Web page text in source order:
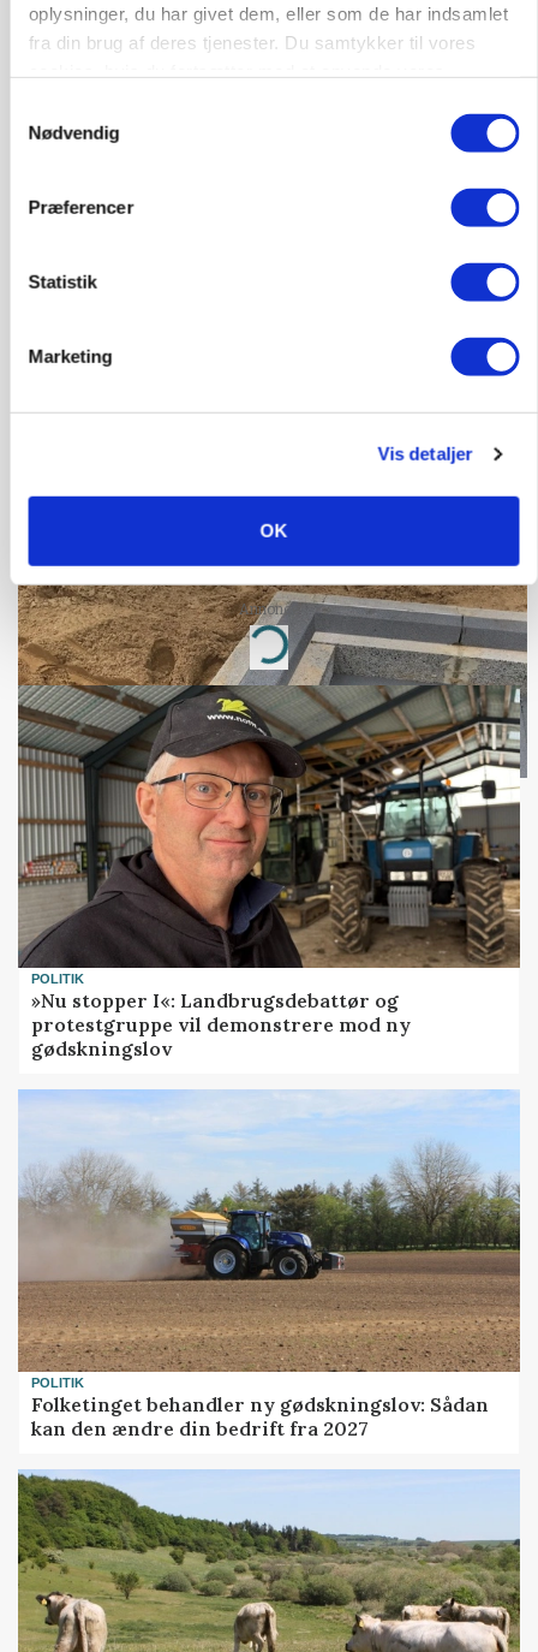
oplysninger, du har givet dem, eller som de har indsamlet
fra din brug af deres tjenester. Du samtykker til vores
Nødvendig
Præferencer
Statistik
Marketing
Vis detaljer
OK
landbrugets ejerstruktur
Fra mark til mur: Byggeriet kan åbne nyt
Annonce
Loading...
POLITIK
»Nu stopper I«: Landbrugsdebattør og
protestgruppe vil demonstrere mod ny
gødskningslov
POLITIK
Folketinget behandler ny gødskningslov: Sådan
kan den ændre din bedrift fra 2027